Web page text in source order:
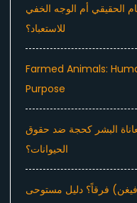
الحقيقي أم الوجه الخفي
للاستعباد؟
Farmed Animals:
Purpose
البشر كحجة ضد حقوق
الحيوانات؟
فرقاً؟ دليل مستوحى